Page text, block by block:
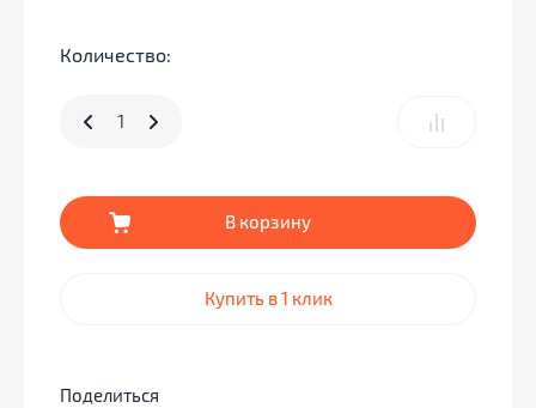
Количество:
В корзину
Купить в 1 клик
Поделиться